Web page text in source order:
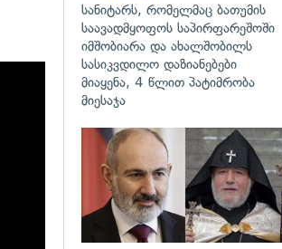
სანიტარს, რომელმაც ბათუმის
საავადმყოფოს საპირფარეშოში
იმშობიარა და ახალშობილს
სასიკვდილო დაზიანებები
მიაყენა, 4 წლით პატიმრობა
მიესაჯა